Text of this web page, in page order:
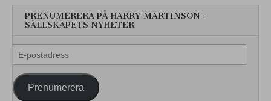
PRENUMERERA PÅ HARRY MARTINSON-
SÄLLSKAPETS NYHETER
E-
postadress
Prenumerera